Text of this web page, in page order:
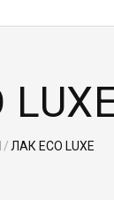
/ ЛАК ECO LUXE